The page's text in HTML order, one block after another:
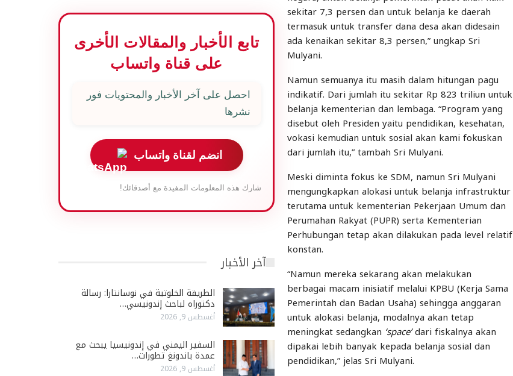
sekitar 7,3 persen dan untuk belanja ke daerah
termasuk untuk transfer dana desa akan didesain
ada kenaikan sekitar 8,3 persen,” ungkap Sri
Mulyani.
Namun semuanya itu masih dalam hitungan pagu
indikatif. Dari jumlah itu sekitar Rp 823 triliun untuk
belanja kementerian dan lembaga. “Program yang
disebut oleh Presiden yaitu pendidikan, kesehatan,
vokasi kemudian untuk sosial akan kami fokuskan
dari jumlah itu,” tambah Sri Mulyani.
Meski diminta fokus ke SDM, namun Sri Mulyani
mengungkapkan alokasi untuk belanja infrastruktur
terutama untuk kementerian Pekerjaan Umum dan
Perumahan Rakyat (PUPR) serta Kementerian
Perhubungan tetap akan dilakukan pada level relatif
konstan.
“Namun mereka sekarang akan melakukan
berbagai macam inisiatif melalui KPBU (Kerja Sama
Pemerintah dan Badan Usaha) sehingga anggaran
untuk alokasi belanja, modalnya akan tetap
meningkat sedangkan ‘space’dari fiskalnya akan
dipakai lebih banyak kepada belanja sosial dan
pendidikan,” jelas Sri Mulyani.
تابع الأخبار والمقالات الأخرى
على قناة واتساب
احصل على آخر الأخبار والمحتويات فور
نشرها
انضم لقناة واتساب
شارك هذه المعلومات المفيدة مع أصدقائك!
آخر الأخبار
الطريقة الخلوتية في نوسانتارا: رسالة
دكتوراه لباحث إندونيسي…
أغسطس 9, 2026
السفير اليمني في إندونيسيا يبحث مع
عمدة باندونغ تطورات…
أغسطس 9, 2026